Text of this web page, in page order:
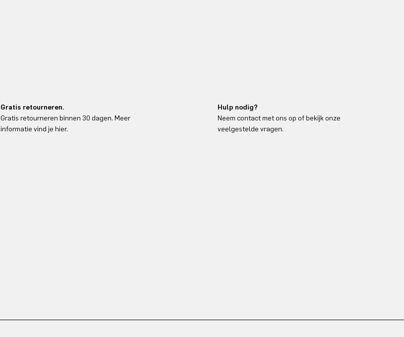
Gratis retourneren.
Gratis retourneren binnen 30 dagen. Meer
informatie vind je hier.
Hulp nodig?
Neem contact met ons op of bekijk onze
veelgestelde vragen.